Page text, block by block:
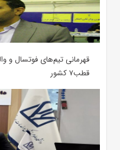
قهرمانی تیم‌های فوتسال و
قطب۷ کشور